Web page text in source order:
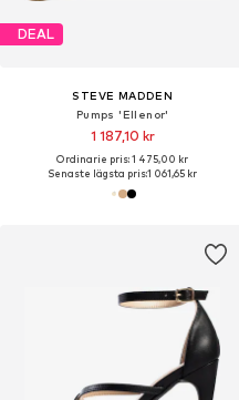
DEAL
STEVE MADDEN
Pumps 'Ellenor'
1 187,10 kr
Ordinarie pris: 1 475,00 kr
Senaste lägsta pris:1 061,65 kr